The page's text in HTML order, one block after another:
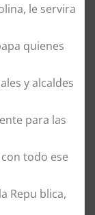
le servira
quienes
y alcaldes
para las
todo ese
Repu blica,